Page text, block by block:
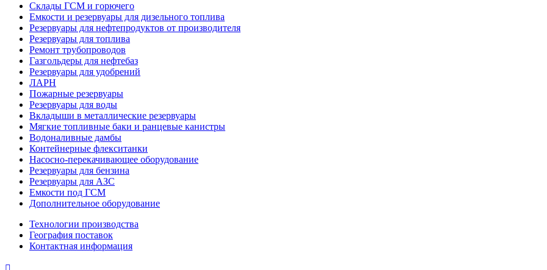
Склады ГСМ и горючего
Емкости и резервуары для дизельного топлива
Резервуары для нефтепродуктов от производителя
Резервуары для топлива
Ремонт трубопроводов
Газгольдеры для нефтебаз
Резервуары для удобрений
ЛАРН
Пожарные резервуары
Резервуары для воды
Вкладыши в металлические резервуары
Мягкие топливные баки и ранцевые канистры
Водоналивные дамбы
Контейнерные флекситанки
Насосно-перекачивающее оборудование
Резервуары для бензина
Резервуары для АЗС
Емкости под ГСМ
Дополнительное оборудование
Технологии производства
География поставок
Контактная информация